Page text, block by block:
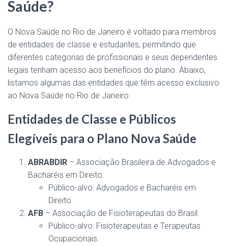
Saúde?
O Nova Saúde no Rio de Janeiro é voltado para membros
de entidades de classe e estudantes, permitindo que
diferentes categorias de profissionais e seus dependentes
legais tenham acesso aos benefícios do plano. Abaixo,
listamos algumas das entidades que têm acesso exclusivo
ao Nova Saúde no Rio de Janeiro:
Entidades de Classe e Públicos
Elegíveis para o Plano Nova Saúde
ABRABDIR – Associação Brasileira de Advogados e
Bacharéis em Direito:
Público-alvo: Advogados e Bacharéis em
Direito​.
AFB – Associação de Fisioterapeutas do Brasil:
Público-alvo: Fisioterapeutas e Terapeutas
Ocupacionais​.